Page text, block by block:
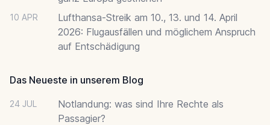
10 APR
Lufthansa-Streik am 10., 13. und 14. April
2026: Flugausfällen und möglichem Anspruch
auf Entschädigung
Das Neueste in unserem Blog
24 JUL
Notlandung: was sind Ihre Rechte als
Passagier?